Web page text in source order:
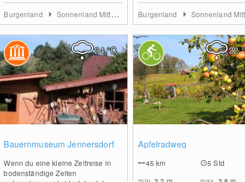
Burgenland Sonnenland Mittelburgenland Burgenland Sonnenland Mittelburgenland
Bauernmuseum Jennersdorf
Wenn du eine kleine Zeitreise in
bodenständige Zeiten
24°C
Apfelradweg
45km
5 Std
22